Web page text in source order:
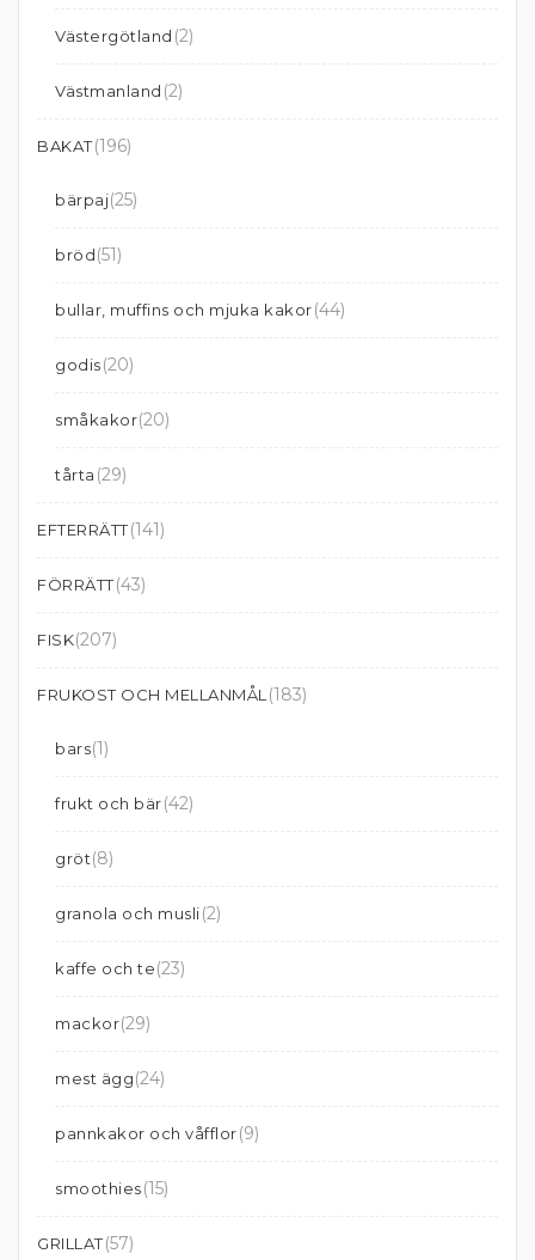
Västergötland (2)
Västmanland (2)
BAKAT(196)
bärpaj(25)
bröd(51)
bullar, muffins och mjuka kakor(44)
godis(20)
småkakor(20)
tårta (29)
EFTERRÄTT(141)
FÖRRÄTT(43)
FISK(207)
FRUKOST OCH MELLANMÅL (183)
bars(1)
frukt och bär(42)
gröt(8)
granola och musli(2)
kaffe och te(23)
mackor(29)
mest ägg(24)
pannkakor och våfflor(9)
smoothies(15)
GRILLAT(57)